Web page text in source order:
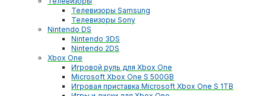
Телевизоры Samsung
Телевизоры Sony
Nintendo DS
Nintendo 3DS
Nintendo 2DS
Xbox One
Игровой руль для Xbox One
Microsoft Xbox One S 500GB
Игровая приставка Microsoft Xbox One S 1TB